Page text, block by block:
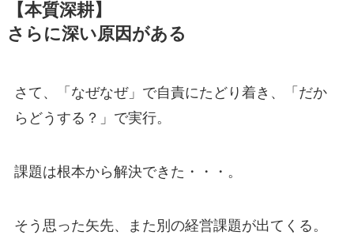
【本質深耕】
さらに深い原因がある
さて、「なぜなぜ」で自責にたどり着き、「だか
らどうする？」で実行。
課題は根本から解決できた・・・。
そう思った矢先、また別の経営課題が出てくる。